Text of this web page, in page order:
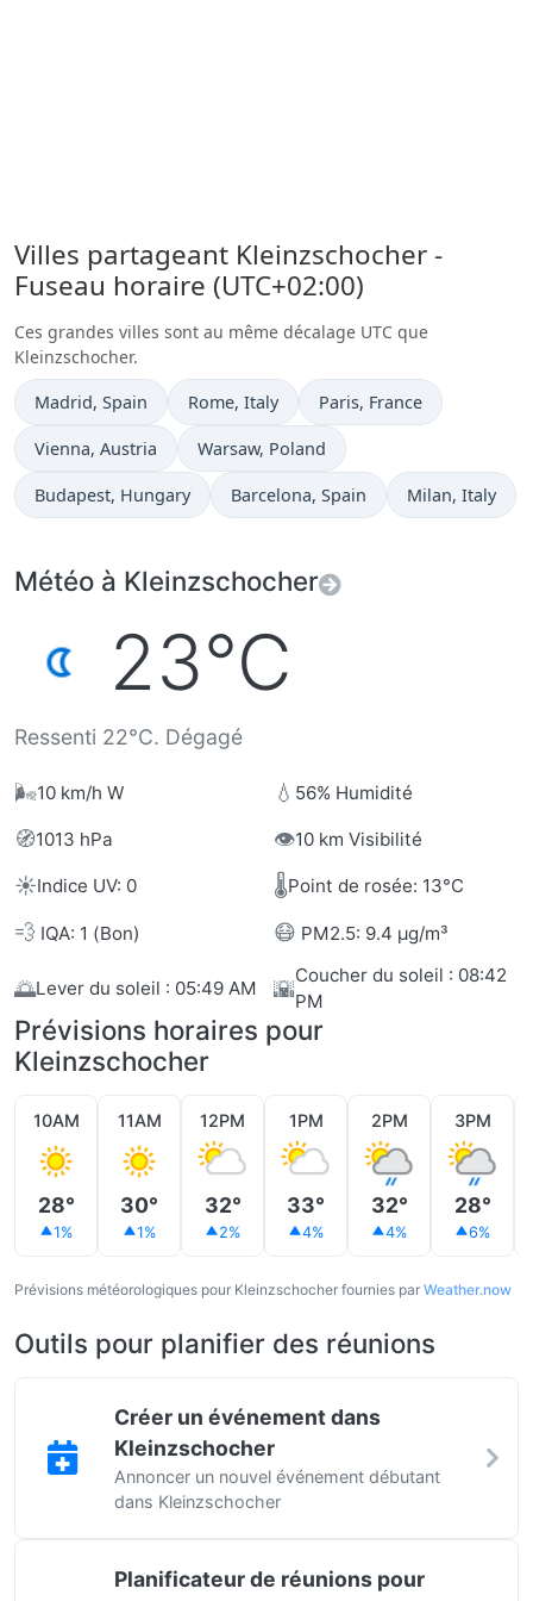
Villes partageant Kleinzschocher -
Fuseau horaire (UTC+02:00)
Ces grandes villes sont au même décalage UTC que
Kleinzschocher.
Heure actuelle à
Madrid, Spain Heure actuelle à
Rome, Italy Heure actuelle à
Paris, France
Heure actuelle à
Vienna, Austria Heure actuelle à
Warsaw, Poland
Heure actuelle à
Budapest, Hungary Heure actuelle à
Barcelona, Spain Heure actuelle
Milan, Italy
Météo à Kleinzschocher
23°C
Ressenti 22°C. Dégagé
🌬️10 km/h W 💧 56% Humidité
🧭1013 hPa 👁️10 km Visibilité
☀️Indice UV: 0 🌡️Point de rosée: 13°C
💨 IQA: 1 (Bon) 😷 PM2.5: 9.4 µg/m³
🌅Lever du soleil : 05:49 AM 🌇Coucher du soleil : 08:42
PM
Prévisions horaires pour
Kleinzschocher
10AM
28°
1%
11AM
30°
1%
12PM
32°
2%
1PM
33°
4%
2PM
32°
4%
3PM
28°
6%
Prévisions météorologiques pour Kleinzschocher fournies par Weather.now
Outils pour planifier des réunions
Créer un événement dans
Kleinzschocher
Annoncer un nouvel événement débutant
dans Kleinzschocher
Planificateur de réunions pour